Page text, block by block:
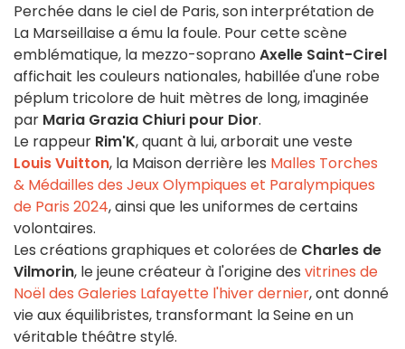
Perchée dans le ciel de Paris, son interprétation de
La Marseillaise a ému la foule. Pour cette scène
emblématique, la mezzo-soprano Axelle Saint-Cirel
affichait les couleurs nationales, habillée d'une robe
péplum tricolore de huit mètres de long, imaginée
par Maria Grazia Chiuri pour Dior.
Le rappeur Rim'K, quant à lui, arborait une veste
Louis Vuitton, la Maison derrière les Malles Torches
& Médailles des Jeux Olympiques et Paralympiques
de Paris 2024, ainsi que les uniformes de certains
volontaires.
Les créations graphiques et colorées de Charles de
Vilmorin, le jeune créateur à l'origine des vitrines de
Noël des Galeries Lafayette l'hiver dernier, ont donné
vie aux équilibristes, transformant la Seine en un
véritable théâtre stylé.